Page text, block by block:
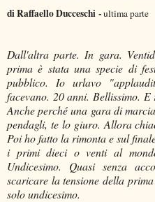
di Raffaello Ducceschi -ultima parte
Dall'altra parte. In gara.
prima è stata una specie di
pubblico. Io urlavo
facevano. 20 anni. Bellissimo.
Anche perché una gara di
pendagli, te lo giuro. Allora
Poi ho fatto la rimonta e sul
i primi dieci o venti al
Undicesimo. Quasi senza
scaricare la tensione della
solo undicesimo.